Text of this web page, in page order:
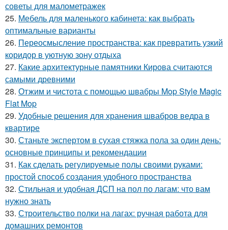
советы для малометражек
25. Мебель для маленького кабинета: как выбрать
оптимальные варианты
26. Переосмысление пространства: как превратить узкий
коридор в уютную зону отдыха
27. Какие архитектурные памятники Кирова считаются
самыми древними
28. Отжим и чистота с помощью швабры Mop Style Magic
Flat Mop
29. Удобные решения для хранения швабров ведра в
квартире
30. Станьте экспертом в сухая стяжка пола за один день:
основные принципы и рекомендации
31. Как сделать регулируемые полы своими руками:
простой способ создания удобного пространства
32. Стильная и удобная ДСП на пол по лагам: что вам
нужно знать
33. Строительство полки на лагах: ручная работа для
домашних ремонтов